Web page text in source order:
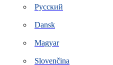
Русский
Dansk
Magyar
Slovenčina